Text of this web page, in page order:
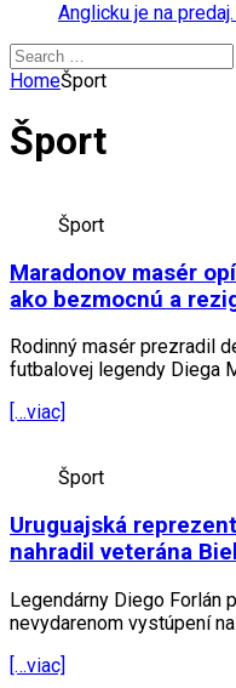
Anglicku je na
Search
for:
HomeŠport
Šport
Šport
Maradonov masér
ako bezmocnú a
Rodinný masér prezradil
futbalovej legendy Diega
[…viac]
Šport
Uruguajská
nahradil veterána
Legendárny Diego Forlán
nevydarenom vystúpení
[…viac]